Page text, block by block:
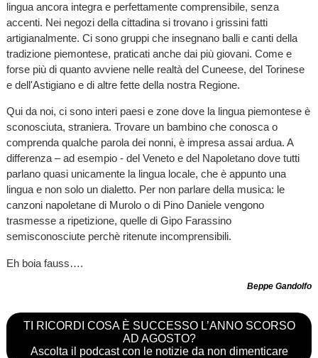
lingua ancora integra e perfettamente comprensibile, senza
accenti. Nei negozi della cittadina si trovano i grissini fatti
artigianalmente. Ci sono gruppi che insegnano balli e canti della
tradizione piemontese, praticati anche dai più giovani. Come e
forse più di quanto avviene nelle realtà del Cuneese, del Torinese
e dell'Astigiano e di altre fette della nostra Regione.
Qui da noi, ci sono interi paesi e zone dove la lingua piemontese è
sconosciuta, straniera. Trovare un bambino che conosca o
comprenda qualche parola dei nonni, è impresa assai ardua. A
differenza – ad esempio - del Veneto e del Napoletano dove tutti
parlano quasi unicamente la lingua locale, che è appunto una
lingua e non solo un dialetto. Per non parlare della musica: le
canzoni napoletane di Murolo o di Pino Daniele vengono
trasmesse a ripetizione, quelle di Gipo Farassino
semisconosciute perchè ritenute incomprensibili.
Eh boia fauss….
Beppe Gandolfo
TI RICORDI COSA È SUCCESSO L’ANNO SCORSO
AD AGOSTO?
Ascolta il podcast con le notizie da non dimenticare